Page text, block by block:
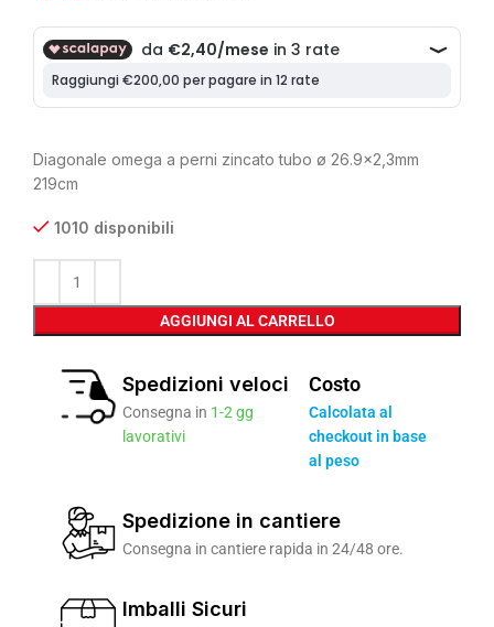
Diagonale omega a perni zincato tubo ø 26.9×2,3mm
219cm
1010 disponibili
AGGIUNGI AL CARRELLO
Spedizioni veloci
Consegna in 1-2 gg
lavorativi
Costo
Calcolata al
checkout in base
al peso
Spedizione in cantiere
Consegna in cantiere rapida in 24/48 ore.
Imballi Sicuri